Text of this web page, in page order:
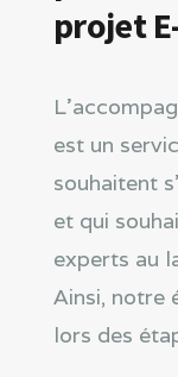
projet
est un
souhaitent
et qui
experts au
Ainsi, notre
lors des